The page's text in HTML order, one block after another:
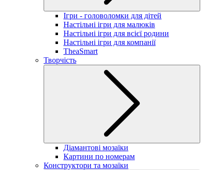
Ігри - головоломки для дітей
Настільні ігри для малюків
Настільні ігри для всієї родини
Настільні ігри для компанії
TheaSmart
Творчість
Діамантові мозаїки
Картини по номерам
Конструктори та мозаїки